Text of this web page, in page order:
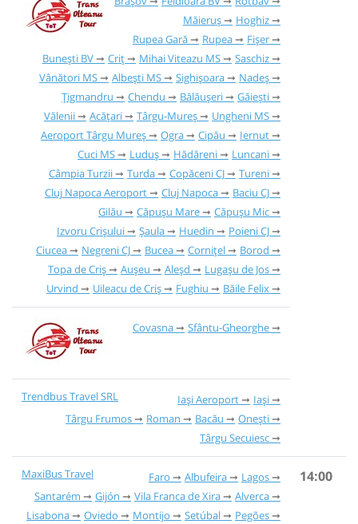
Măieruș
Hoghiz
Rupea Gară
Rupea
Fișer
Bunești BV
Criț Mihai Viteazu MS
Saschiz
Vânători MS
Albești MS Sighișoara
Nadeș
Țigmandru
Chendu Bălăușeri
Găieşti
Vălenii
Acățari Târgu-Mureș
Ungheni MS
Aeroport Târgu Mureș
Ogra Cipău
Iernut
Cuci MS
Luduș Hădăreni
Luncani
Câmpia Turzii
Turda Copăceni CJ
Tureni
Cluj Napoca Aeroport
Cluj Napoca
Baciu CJ
Gilău
Căpușu Mare
Căpușu Mic
Izvoru Crișului
Șaula Huedin
Poieni CJ
Ciucea
Negreni CJ Bucea Cornițel
Borod
Topa de Criș
Aușeu Aleșd
Lugașu de Jos
Urvind
Uileacu de Criș Fughiu Băile Felix
Covasna Sfântu-Gheorghe
Trendbus Travel SRL Iași Aeroport
Iași
Târgu Frumos
Roman Bacău
Onești
Târgu Secuiesc
MaxiBus Travel Faro Albufeira
Lagos
Santarém
Gijón Vila Franca de Xira
Alverca
Lisabona
Oviedo Montijo Setúbal
Pegões
14:00